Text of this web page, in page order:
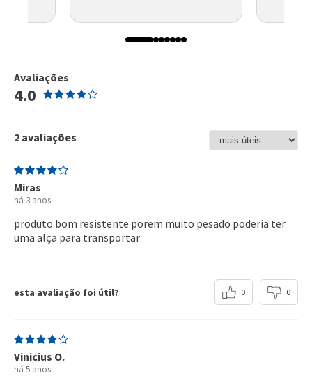
Avaliações
4.0
2 avaliações
Miras
há 3 anos
produto bom resistente porem muito pesado poderia ter
uma alça para transportar
esta avaliação foi útil? 0 0
Vinicius O.
há 5 anos